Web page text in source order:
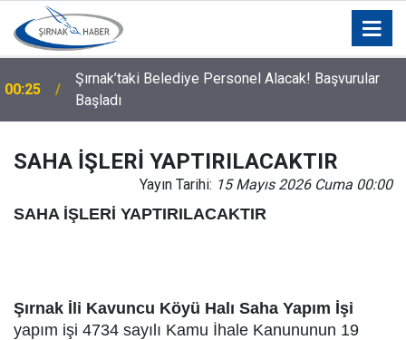
00:25
Şırnak’taki Belediye Personel Alacak! Başvurular
Başladı
SAHA İŞLERİ YAPTIRILACAKTIR
Yayın Tarihi: 15 Mayıs 2026 Cuma 00:00
SAHA İŞLERİ YAPTIRILACAKTIR
Şırnak İli Kavuncu Köyü Halı Saha Yapım İşi
yapım işi 4734 sayılı Kamu İhale Kanununun 19